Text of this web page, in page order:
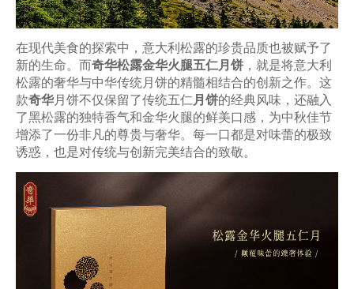
在现代美食的探索中，意大利松露的珍贵品质也被赋予了
新的生命。而奇华松露金华火腿五仁月饼 ，就是将意大利
松露的奢华与中华传统月饼的精髓相结合的创新之作。这
款奇华月饼不仅保留了传统五仁 月饼的经典风味，还融入
了黑松露的独特香气和金华火腿的鲜美口感，为中秋佳节
增添了一份非凡的尊贵与奢华。每一口都是对味蕾的极致
诱惑，也是对传统与创新完美结合的致敬。